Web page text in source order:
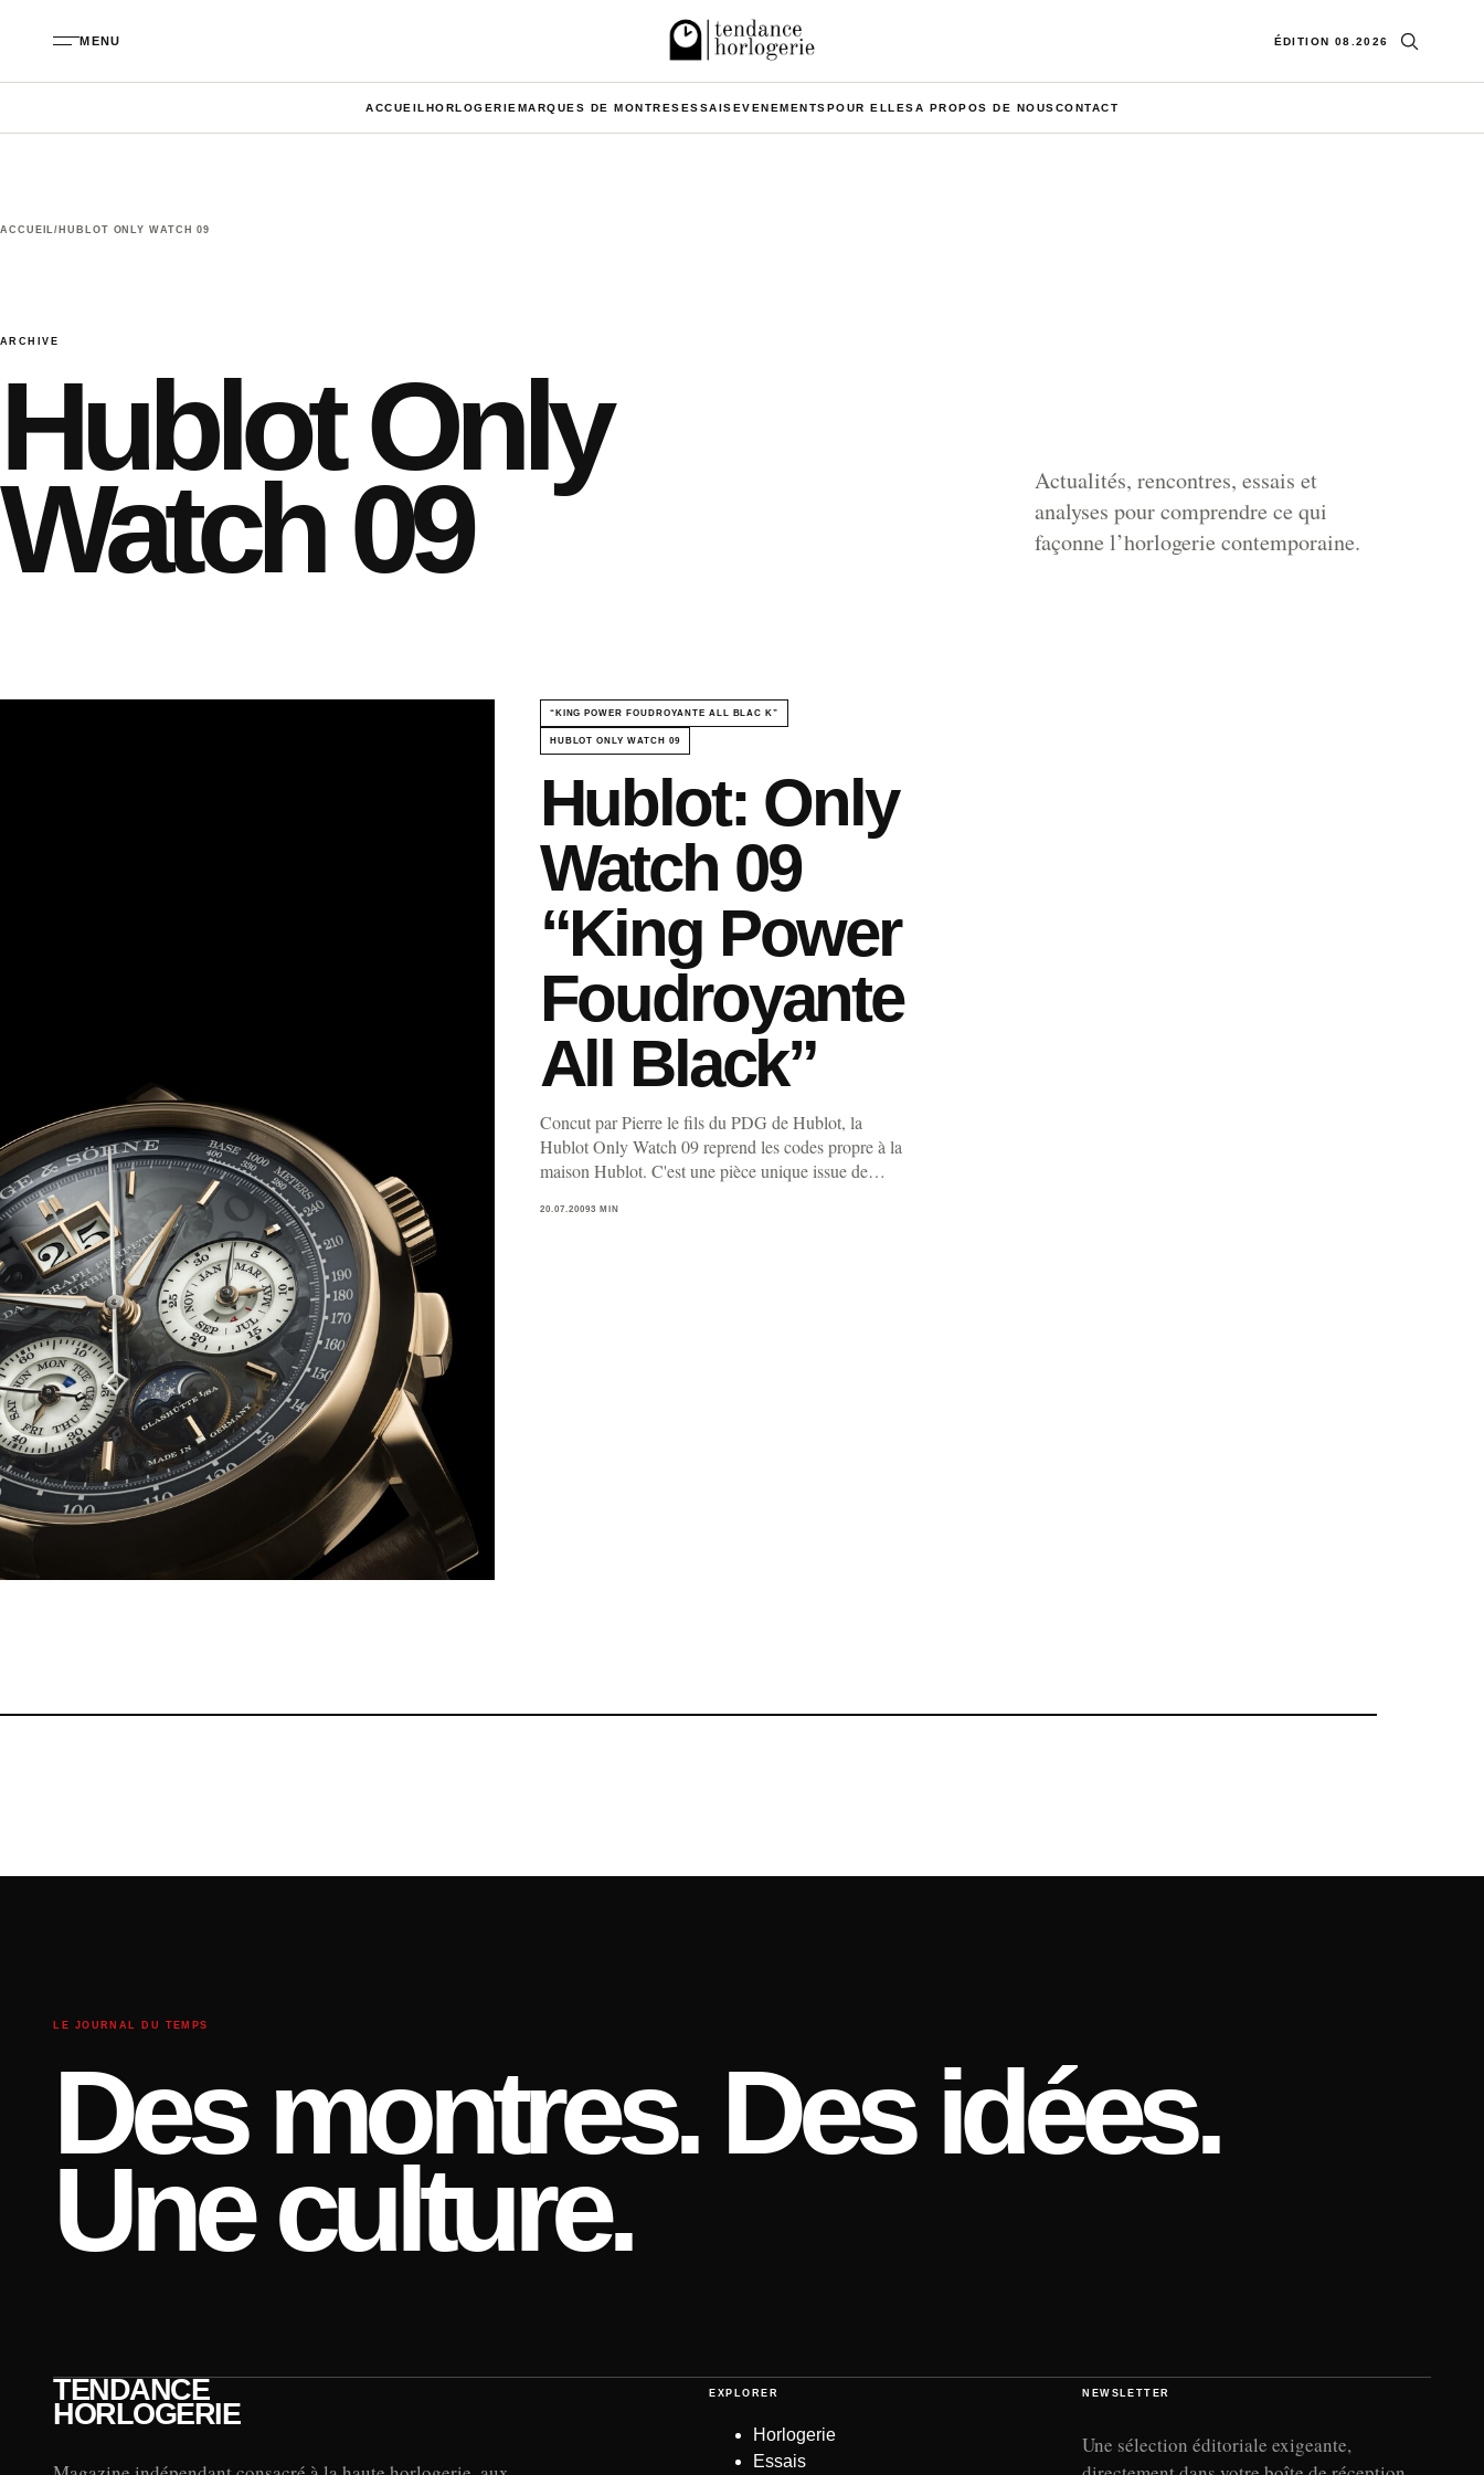
MENU ÉDITION 08.2026 Ouvrir la
ACCUEIL HORLOGERIE MARQUES DE MONTRESESSAISEVENEMENTSPOUR ELLESA PROPOS DE NOUSCONTACT
ACCUEIL/ HUBLOT ONLY WATCH 09
ARCHIVE
Hublot Only
Watch 09
Actualités, rencontres, essais et
analyses pour comprendre ce qui
façonne l’horlogerie contemporaine.
“KING POWER FOUDROYANTE ALL BLAC K”
HUBLOT ONLY WATCH 09
Hublot: Only
Watch 09
“King Power
Foudroyante
All Black”
Concut par Pierre le fils du PDG de Hublot, la
Hublot Only Watch 09 reprend les codes propre à la
maison Hublot. C'est une pièce unique issue de…
20.07.20093 MIN
LE JOURNAL DU TEMPS
Des montres. Des idées.
Une culture.
TENDANCE
HORLOGERIE
EXPLORER
Horlogerie
Essais
NEWSLETTER
Une sélection éditoriale exigeante,